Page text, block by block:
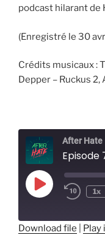
podcast hilarant de
(Enregistré le 30
Crédits musicaux :
Depper – Ruckus 2,
After Hate
Episode
Play
Episode
1x
Download file Play